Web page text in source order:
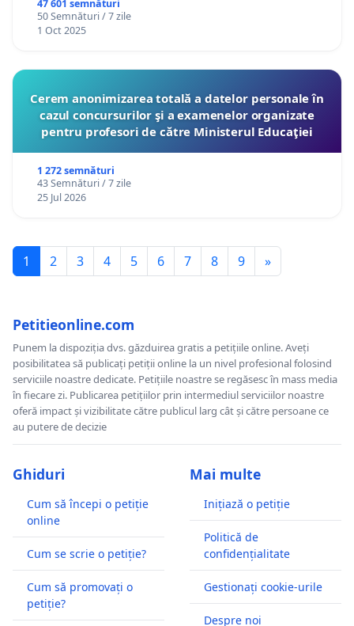
47 601 semnături
50 Semnături / 7 zile
1 Oct 2025
Cerem anonimizarea totală a datelor personale în
cazul concursurilor şi a examenelor organizate
pentru profesori de către Ministerul Educaţiei
1 272 semnături
43 Semnături / 7 zile
25 Jul 2026
1 2 3 4 5 6 7 8 9 »
Petitieonline.com
Punem la dispoziția dvs. găzduirea gratis a petițiile online. Aveți
posibilitatea să publicați petiții online la un nivel profesional folosind
serviciile noastre dedicate. Petițiile noastre se regăsesc în mass media
în fiecare zi. Publicarea petițiilor prin intermediul serviciilor noastre
oferă impact și vizibilitate către publicul larg cât și către persoane ce
au putere de decizie
Ghiduri
Cum să începi o petiție
online
Cum se scrie o petiție?
Cum să promovați o
petiție?
Mai multe
Inițiază o petiție
Politică de
confidențialitate
Gestionați cookie-urile
Despre noi